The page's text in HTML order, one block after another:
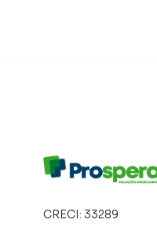
CRECI: 33289